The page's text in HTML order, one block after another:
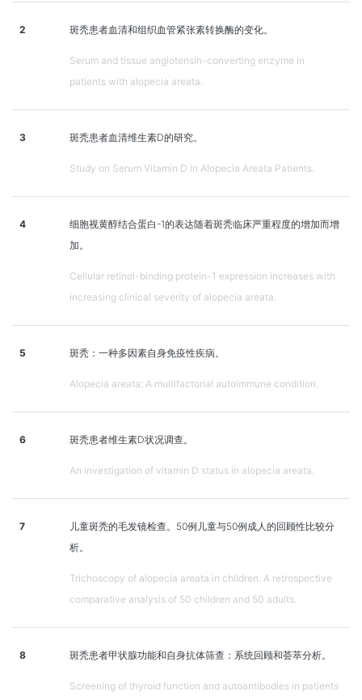
2 斑秃患者血清和组织血管紧张素转换酶的变化。
Serum and tissue angiotensin-converting enzyme in
patients with alopecia areata.
3 斑秃患者血清维生素D的研究。
Study on Serum Vitamin D in Alopecia Areata Patients.
4
细胞视黄醇结合蛋白-1的表达随着斑秃临床严重程度的增加而增
加。
Cellular retinol-binding protein-1 expression increases with
increasing clinical severity of alopecia areata.
5 斑秃：一种多因素自身免疫性疾病。
Alopecia areata: A multifactorial autoimmune condition.
6 斑秃患者维生素D状况调查。
An investigation of vitamin D status in alopecia areata.
7
儿童斑秃的毛发镜检查。50例儿童与50例成人的回顾性比较分
析。
Trichoscopy of alopecia areata in children. A retrospective
comparative analysis of 50 children and 50 adults.
8 斑秃患者甲状腺功能和自身抗体筛查：系统回顾和荟萃分析。
Screening of thyroid function and autoantibodies in patients